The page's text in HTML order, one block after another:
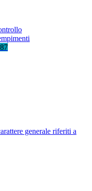
generale riferiti a